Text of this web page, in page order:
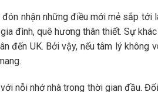
nhận những điều mới mẻ sắp
đình, quê hương thân thiết. Sự
đến UK. Bởi vậy, nếu tâm lý không
nỗi nhớ nhà trong thời gian đầu.